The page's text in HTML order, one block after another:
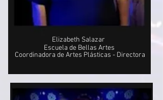
Elizabeth Salazar
Escuela de Bellas Artes
Coordinadora de Artes Plásticas - Directora